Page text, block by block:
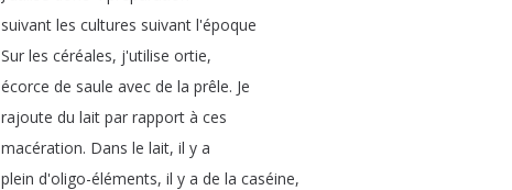
suivant les cultures suivant l'époque
Sur les céréales, j'utilise ortie,
écorce de saule avec de la prêle. Je
rajoute du lait par rapport à ces
macération. Dans le lait, il y a
plein d'oligo-éléments, il y a de la caséine,